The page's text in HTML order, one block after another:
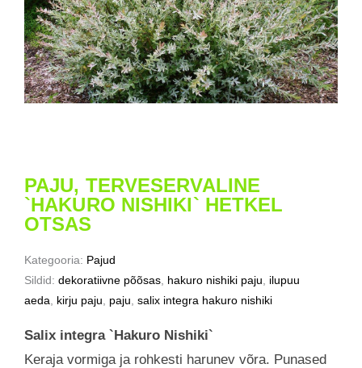
PAJU, TERVESERVALINE
`HAKURO NISHIKI` HETKEL
OTSAS
Kategooria: Pajud
Sildid: dekoratiivne põõsas hakuro nishiki paju
ilupuu
aeda
kirju paju paju salix integra hakuro nishiki
Salix integra `Hakuro Nishiki`
Keraja vormiga ja rohkesti harunev võra. Punased